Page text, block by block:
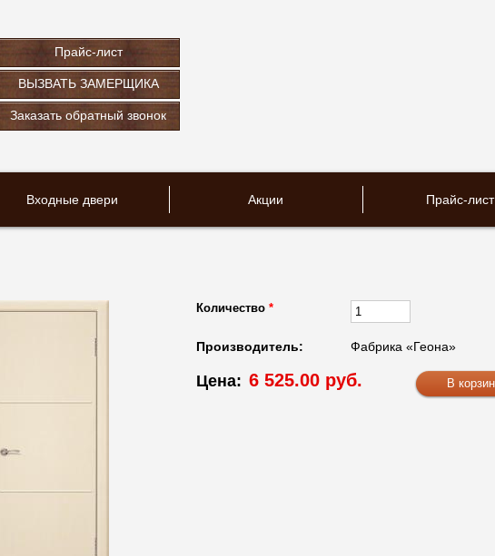
Прайс-лист
ВЫЗВАТЬ ЗАМЕРЩИКА
Заказать обратный звонок
Входные двери Акции Прайс-лист
Количество *
Производитель: Фабрика «Геона»
Цена: 6 525.00 руб.